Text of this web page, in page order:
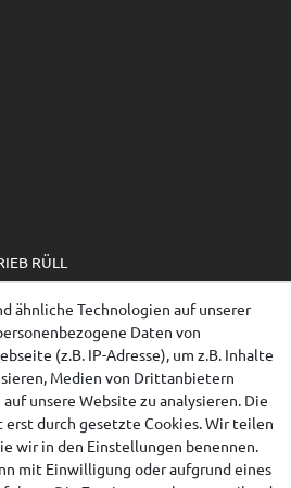
RÜLL
ähnliche Technologien auf unserer
Daten von
(z.B. IP-Adresse), um z.B. Inhalte
Medien von Drittanbietern
unsere Website zu analysieren. Die
durch gesetzte Cookies. Wir teilen
wir in den Einstellungen benennen.
mit Einwilligung oder aufgrund eines